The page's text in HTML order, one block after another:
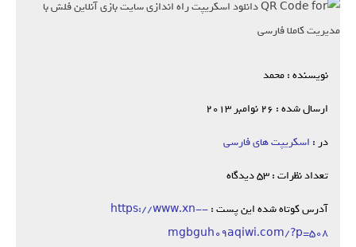
نویسنده : محمد
ارسال شده : 26 نوامبر 2013
در : اسکریپت های فارسی
تعداد نظرات : 53 دیدگاه
آدرس کوتاه شده این پست :https://www.xn--
mgbguh09aqiwi.com/?p=508